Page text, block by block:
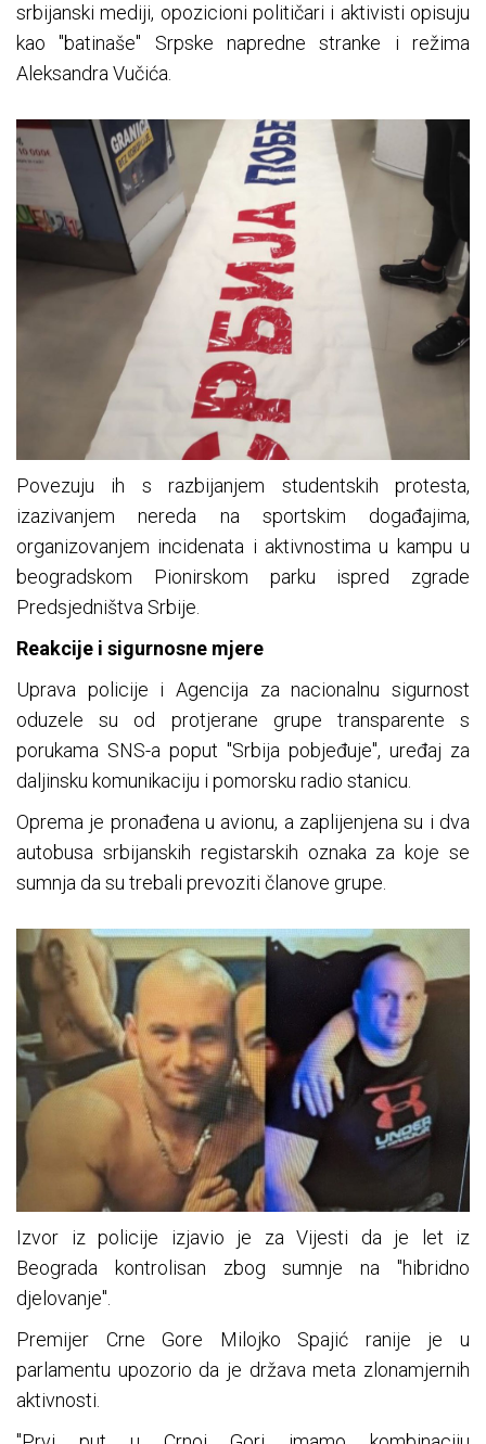
srbijanski mediji, opozicioni političari i aktivisti opisuju
kao "batinaše" Srpske napredne stranke i režima
Aleksandra Vučića.
Povezuju ih s razbijanjem studentskih protesta,
izazivanjem nereda na sportskim događajima,
organizovanjem incidenata i aktivnostima u kampu u
beogradskom Pionirskom parku ispred zgrade
Predsjedništva Srbije.
Reakcije i sigurnosne mjere
Uprava policije i Agencija za nacionalnu sigurnost
oduzele su od protjerane grupe transparente s
porukama SNS-a poput "Srbija pobjeđuje", uređaj za
daljinsku komunikaciju i pomorsku radio stanicu.
Oprema je pronađena u avionu, a zaplijenjena su i dva
autobusa srbijanskih registarskih oznaka za koje se
sumnja da su trebali prevoziti članove grupe.
Izvor iz policije izjavio je za Vijesti da je let iz
Beograda kontrolisan zbog sumnje na "hibridno
djelovanje".
Premijer Crne Gore Milojko Spajić ranije je u
parlamentu upozorio da je država meta zlonamjernih
aktivnosti.